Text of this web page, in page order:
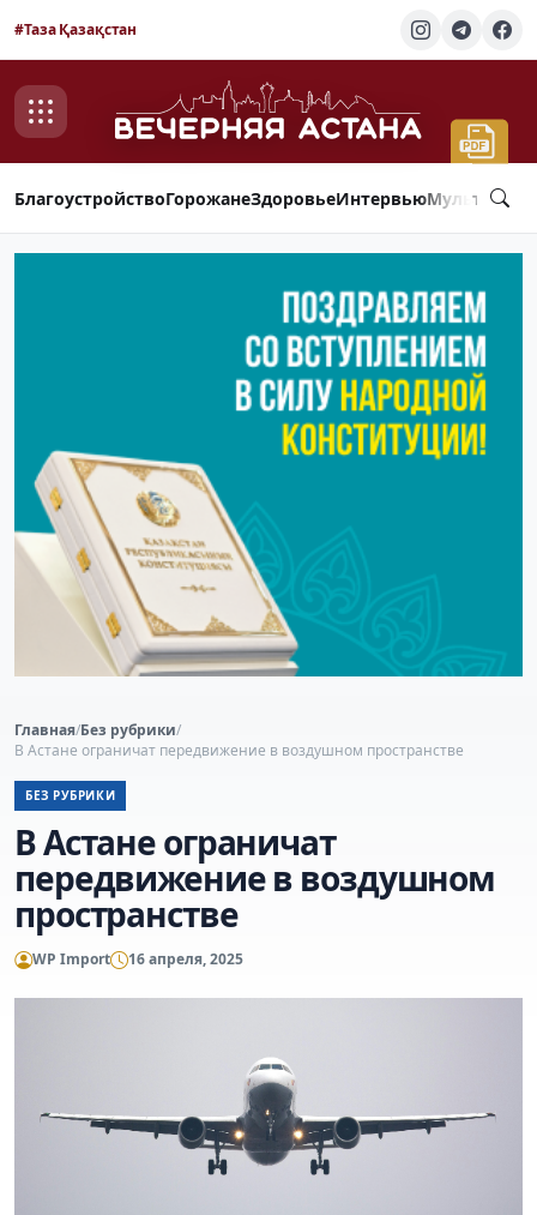
#Таза Қазақстан
БлагоустройствоГорожанеЗдоровьеИнтервью
Главная/Без рубрики/
В Астане ограничат передвижение в воздушном пространстве
БЕЗ РУБРИКИ
В Астане ограничат
передвижение в воздушном
пространстве
WP Import 16 апреля, 2025